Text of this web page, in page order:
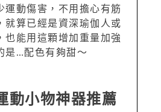
運動傷害，不用擔心有筋
就算已經是資深瑜伽人或
也能用這顆增加重量加強
是…配色有夠甜～
動小物神器推薦